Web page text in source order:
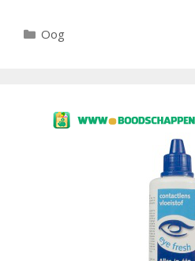
Categorieën
Oog